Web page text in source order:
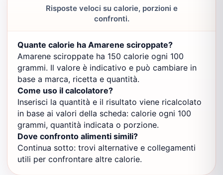
Risposte veloci su calorie, porzioni e
confronti.
Quante calorie ha Amarene sciroppate?
Amarene sciroppate ha 150 calorie ogni 100
grammi. Il valore è indicativo e può cambiare in
base a marca, ricetta e quantità.
Come uso il calcolatore?
Inserisci la quantità e il risultato viene ricalcolato
in base ai valori della scheda: calorie ogni 100
grammi, quantità indicata o porzione.
Dove confronto alimenti simili?
Continua sotto: trovi alternative e collegamenti
utili per confrontare altre calorie.